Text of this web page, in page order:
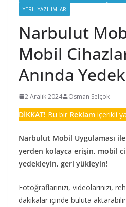
YERLI YAZILIMLAR
Narbulut
Mobil
Anında
2 Aralık 2024 Osman Selçok
DİKKAT! Bu bir Reklam içerikli
Narbulut Mobil Uygulaması
yerden kolayca erişin, mobil
yedekleyin, geri yükleyin!
Fotoğraflarınızı, videolarınızı,
dakikalar içinde buluta